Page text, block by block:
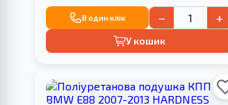
В один клік − +
У кошик